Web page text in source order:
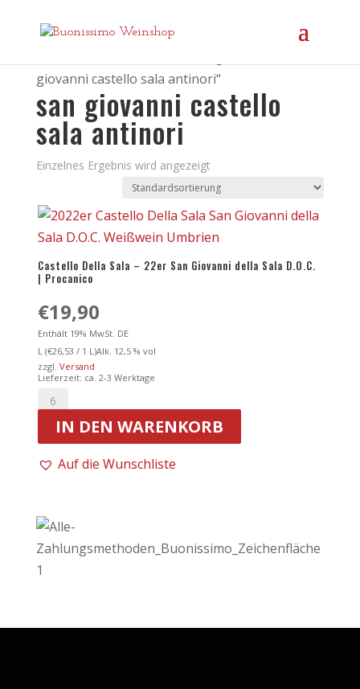
giovanni castello sala antinori“
san giovanni castello
sala antinori
Einzelnes Ergebnis wird angezeigt
Castello Della Sala – 22er San Giovanni della Sala D.O.C.
| Procanico
€19,90
Enthält 19% MwSt. DE
L (€26,53 / 1 L)Alk. 12,5 % vol
zzgl. Versand
Lieferzeit: ca. 2-3 Werktage
Castello
Della
San
Giovanni
della
|
IN DEN WARENKORB
Auf die Wunschliste